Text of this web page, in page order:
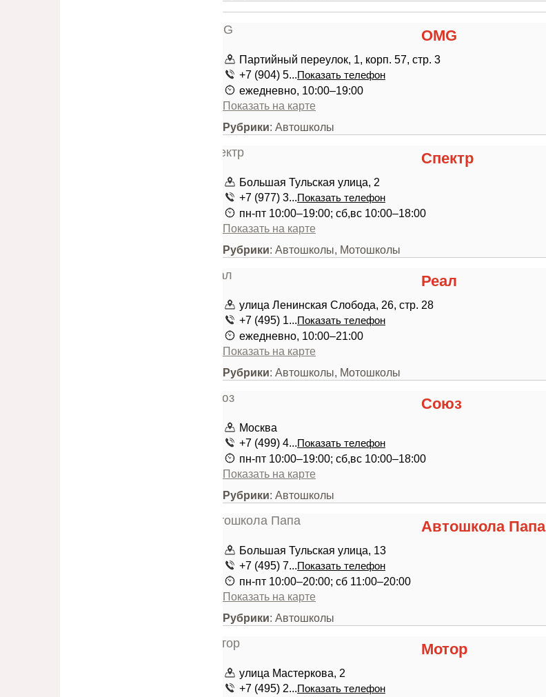
OMG
Партийный переулок, 1, корп. 57, стр. 3
+7 (904) 5...Показать телефон
ежедневно, 10:00–19:00
Показать на карте
Рубрики: Автошколы
Спектр
Большая Тульская улица, 2
+7 (977) 3...Показать телефон
пн-пт 10:00–19:00; сб,вс 10:00–18:00
Показать на карте
Рубрики: Автошколы, Мотошколы
Реал
улица Ленинская Слобода, 26, стр. 28
+7 (495) 1...Показать телефон
ежедневно, 10:00–21:00
Показать на карте
Рубрики: Автошколы, Мотошколы
Союз
Москва
+7 (499) 4...Показать телефон
пн-пт 10:00–19:00; сб,вс 10:00–18:00
Показать на карте
Рубрики: Автошколы
Автошкола Папа
Большая Тульская улица, 13
+7 (495) 7...Показать телефон
пн-пт 10:00–20:00; сб 11:00–20:00
Показать на карте
Рубрики: Автошколы
Мотор
улица Мастеркова, 2
+7 (495) 2...Показать телефон